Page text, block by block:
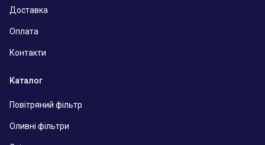
Доставка
Оплата
Контакти
Каталог
Повітряний фільтр
Оливні фільтри